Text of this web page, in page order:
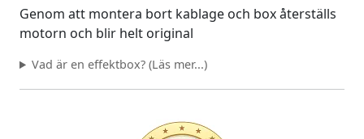
Genom att montera bort kablage och box återställs
motorn och blir helt original
Vad är en effektbox? (Läs mer...)